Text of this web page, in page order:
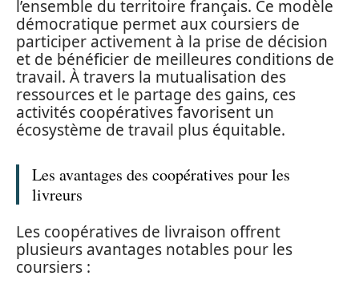
l’ensemble du territoire français. Ce modèle
démocratique permet aux coursiers de
participer activement à la prise de décision
et de bénéficier de meilleures conditions de
travail. À travers la mutualisation des
ressources et le partage des gains, ces
activités coopératives favorisent un
écosystème de travail plus équitable.
Les avantages des coopératives pour les
livreurs
Les coopératives de livraison offrent
plusieurs avantages notables pour les
coursiers :